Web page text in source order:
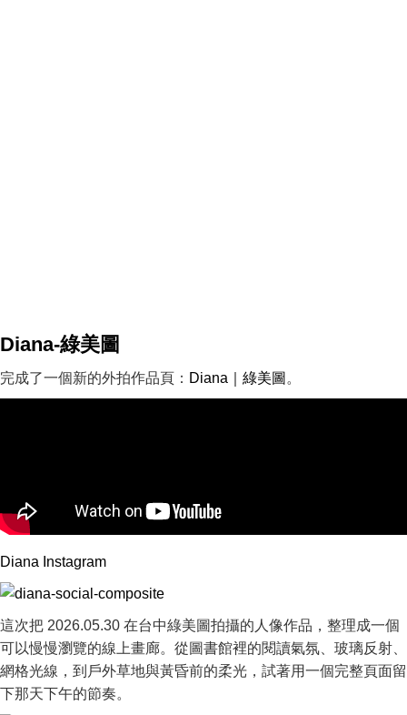
Diana-綠美圖
完成了一個新的外拍作品頁： Diana｜綠美圖 。
Diana Instagram
這次把 2026.05.30 在台中綠美圖拍攝的人像作品，整理成一個
可以慢慢瀏覽的線上畫廊。從圖書館裡的閱讀氣氛、玻璃反射、
網格光線，到戶外草地與黃昏前的柔光，試著用一個完整頁面留
下那天下午的節奏。